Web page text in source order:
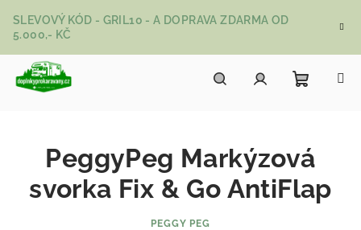
SLEVOVÝ KÓD - GRIL10 - A DOPRAVA ZDARMA OD
5.000,- KČ
PeggyPeg Markýzová
svorka Fix & Go AntiFlap
PEGGY PEG